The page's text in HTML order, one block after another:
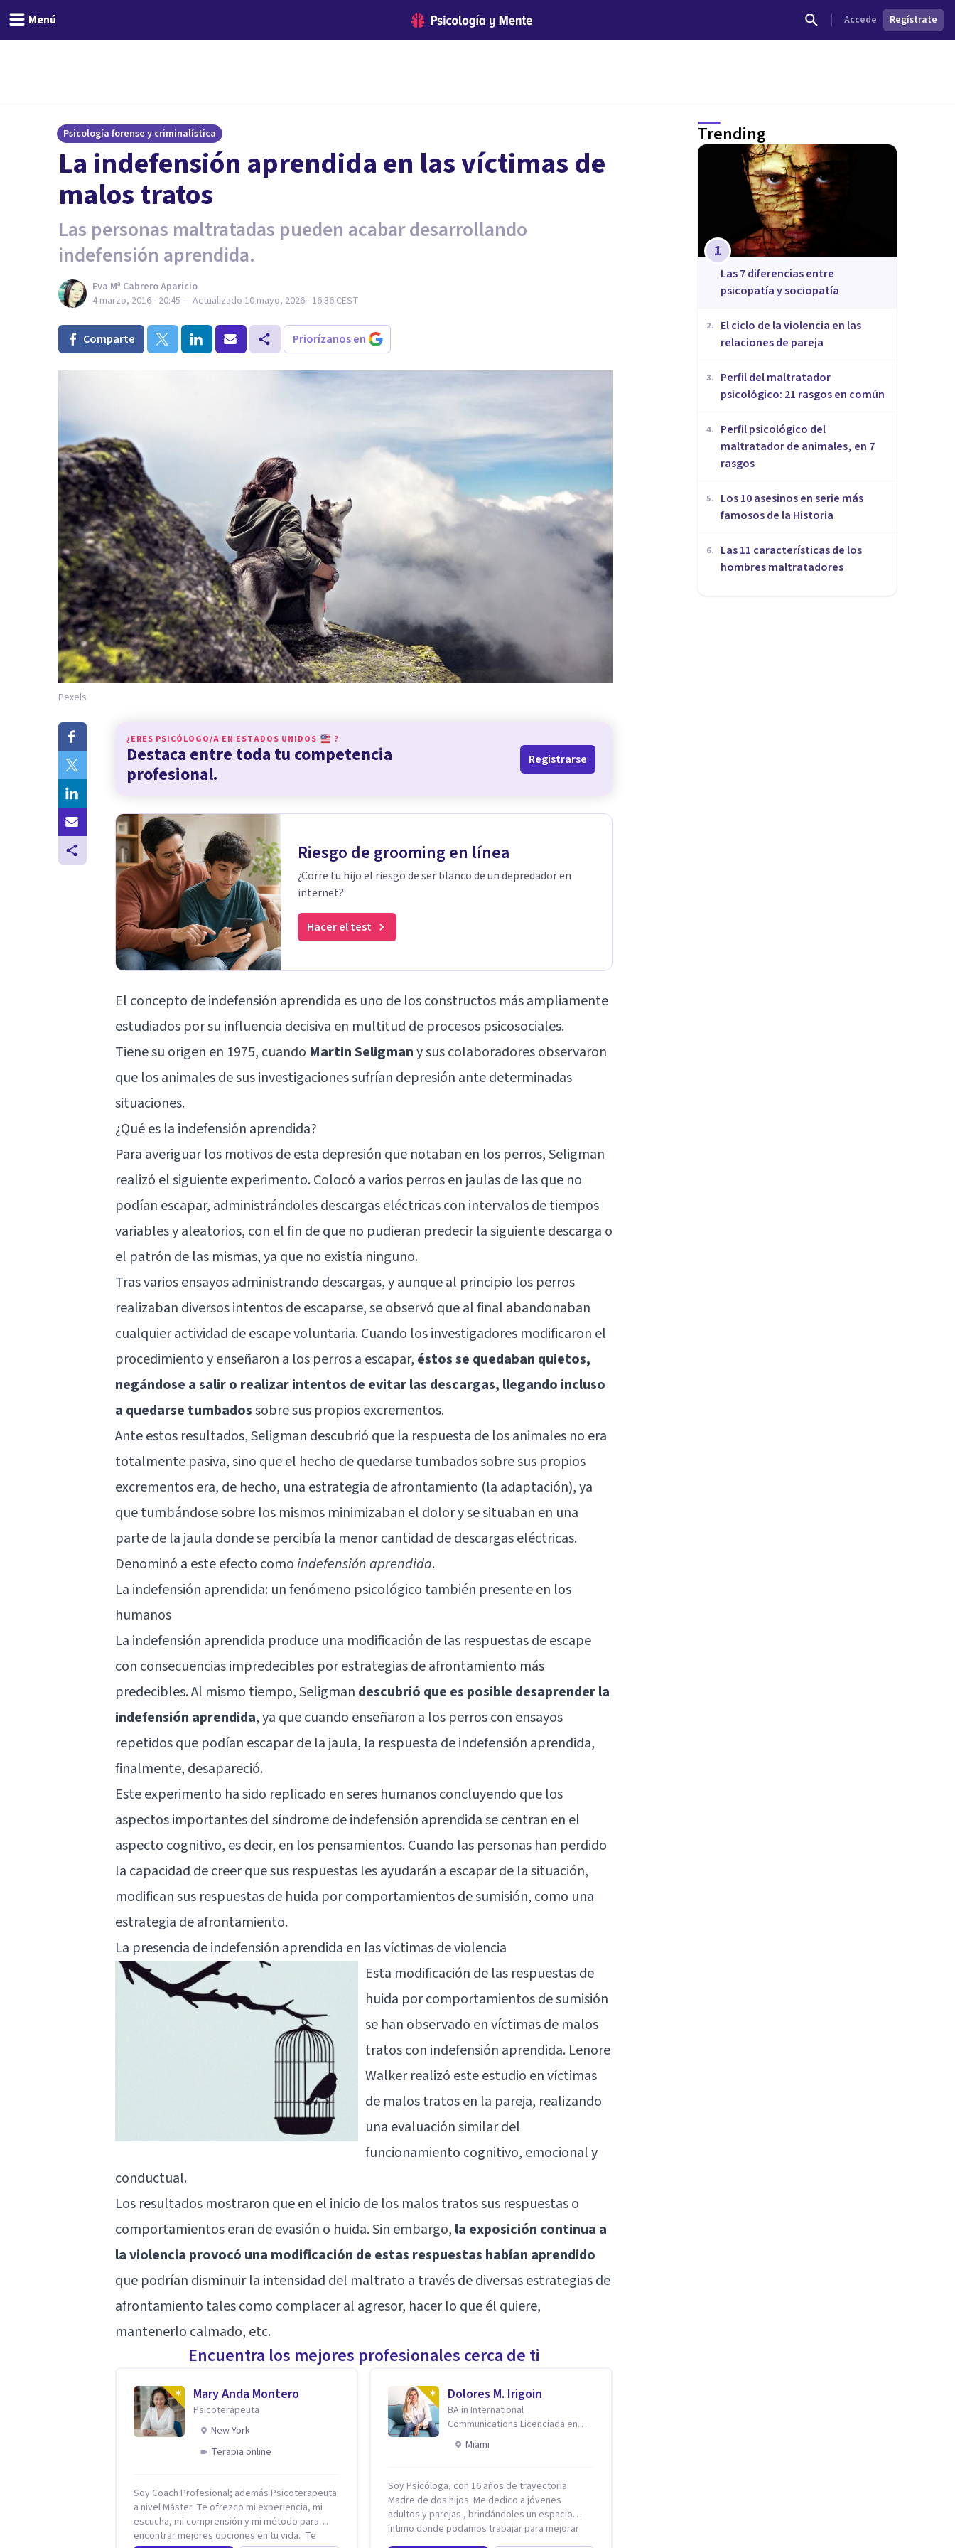
Menú Accede Regístrate
Psicología forense y criminalística
​La indefensión aprendida en las víctimas de
malos tratos
Las personas maltratadas pueden acabar desarrollando
indefensión aprendida.
Eva Mª Cabrero Aparicio
4 marzo, 2016 - 20:45 — Actualizado 10 mayo, 2026 - 16:36 CEST
Comparte Priorízanos en
Pexels
¿ERES PSICÓLOGO/A EN ESTADOS UNIDOS ?
Destaca entre toda tu competencia
profesional.
Registrarse
Riesgo de grooming en línea
¿Corre tu hijo el riesgo de ser blanco de un depredador en
internet?
Hacer el test
El concepto deindefensión aprendida es uno de los constructos más ampliamente
estudiados por su influencia decisiva en multitud de procesos psicosociales.
Tiene su origen en 1975, cuando Martin Seligmany sus colaboradores observaron
que los animales de sus investigaciones sufrían depresión ante determinadas
situaciones.
¿Qué es la indefensión aprendida?
Para averiguar los motivos de esta depresión que notaban en los perros, Seligman
realizó el siguiente experimento. Colocó a varios perros en jaulas de las que no
podían escapar, administrándoles descargas eléctricas con intervalos de tiempos
variables y aleatorios, con el fin de que no pudieran predecir la siguiente descarga o
el patrón de las mismas, ya que no existía ninguno.
Tras varios ensayos administrando descargas, y aunque al principio los perros
realizaban diversos intentos de escaparse, se observó que al final abandonaban
cualquier actividad de escape voluntaria. Cuando los investigadores modificaron el
procedimiento y enseñaron a los perros a escapar, éstos se quedaban quietos,
negándose a salir o realizar intentos de evitar las descargas, llegando incluso
a quedarse tumbadossobre sus propios excrementos.
Ante estos resultados, Seligman descubrió que la respuesta de los animales no era
totalmente pasiva, sino que el hecho de quedarse tumbados sobre sus propios
excrementos era, de hecho, una estrategia de afrontamiento (la adaptación), ya
que tumbándose sobre los mismos minimizaban el dolor y se situaban en una
parte de la jaula donde se percibía la menor cantidad de descargas eléctricas.
Denominó a este efecto comoindefensión aprendida.
La indefensión aprendida: un fenómeno psicológico también presente en los
humanos
La indefensión aprendida produce una modificación de las respuestas de escape
con consecuencias impredecibles por estrategias de afrontamiento más
predecibles. Al mismo tiempo, Seligman descubrió que es posible desaprender la
indefensión aprendida, ya que cuando enseñaron a los perros con ensayos
repetidos que podían escapar de la jaula, la respuesta de indefensión aprendida,
finalmente, desapareció.
Este experimento ha sido replicado en seres humanos concluyendo que los
aspectos importantes del síndrome de indefensión aprendida se centran en el
aspecto cognitivo, es decir, en los pensamientos. Cuando las personas han perdido
la capacidad de creer que sus respuestas les ayudarán a escapar de la situación,
modifican sus respuestas de huida por comportamientos de sumisión, como una
estrategia de afrontamiento.
La presencia de indefensión aprendida en las víctimas de violencia
Esta modificación de las respuestas de
huida por comportamientos de sumisión
se han observado en víctimas de malos
tratos con indefensión aprendida. Lenore
Walkerrealizó este estudio en víctimas
de malos tratos en la pareja, realizando
una evaluación similar del
funcionamiento cognitivo, emocional y
conductual.
Los resultados mostraron que en el inicio de los malos tratos sus respuestas o
comportamientos eran de evasión o huida. Sin embargo, la exposición continua a
la violencia provocó una modificación de estas respuestas habían aprendido
que podrían disminuir la intensidad del maltrato a través de diversas estrategias de
afrontamiento tales como complacer al agresor, hacer lo que él quiere,
mantenerlo calmado, etc.
Encuentra los mejores profesionales cerca de ti
Mary Anda Montero
Psicoterapeuta
New York
Terapia online
Soy Coach Profesional; además Psicoterapeuta
a nivel Máster. Te ofrezco mi experiencia, mi
escucha, mi comprensión y mi método para
encontrar mejores opciones en tu vida. Te
Dolores M. Irigoin
BA in International
Communications Licenciada en
Psicologia Filosofia China en
Harvard
Miami
Soy Psicóloga, con 16 años de trayectoria.
Madre de dos hijos. Me dedico a jóvenes
adultos y parejas , brindándoles un espacio
íntimo donde podamos trabajar para mejorar
todos los aspectos de sus vidas. Conozco
Trending
1
Las 7 diferencias entre
psicopatía y sociopatía
2.
​El ciclo de la violencia en las
relaciones de pareja
3.
​Perfil del maltratador
psicológico: 21 rasgos en común
4.
​Perfil psicológico del
maltratador de animales, en 7
rasgos
5.
Los 10 asesinos en serie más
famosos de la Historia
6.
Las 11 características de los
hombres maltratadores